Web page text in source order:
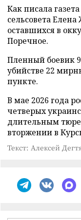
Как писала
сельсовета
оставшихся в
Поречное.
Пленный боевик
убийстве 22
пункте.
В мае 2026 года
четверых
длительным
вторжении в
Текст: Алексей